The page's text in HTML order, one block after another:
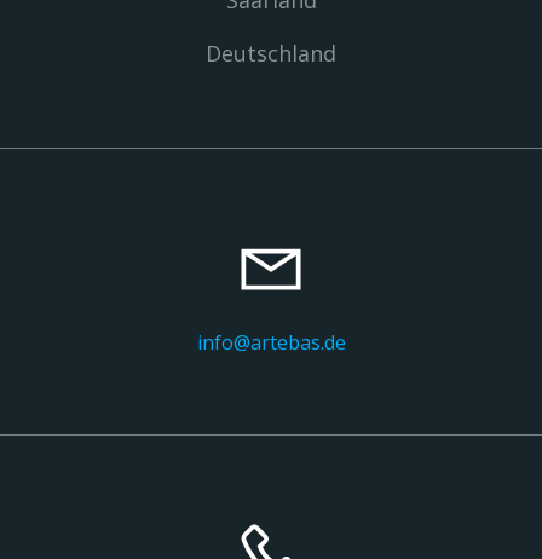
Deutschland
info@artebas.de